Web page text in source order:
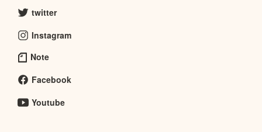
twitter
Instagram
Note
Facebook
Youtube